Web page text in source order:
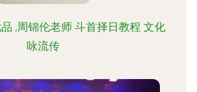
,周锦伦老师 斗首择日教程 文化
咏流传